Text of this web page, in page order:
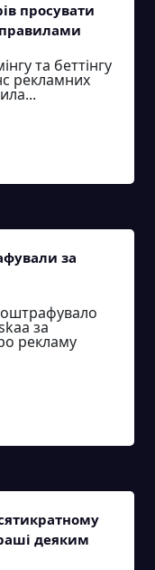
просувати
та беттінгу
рекламних
за
за
рекламу
деяким